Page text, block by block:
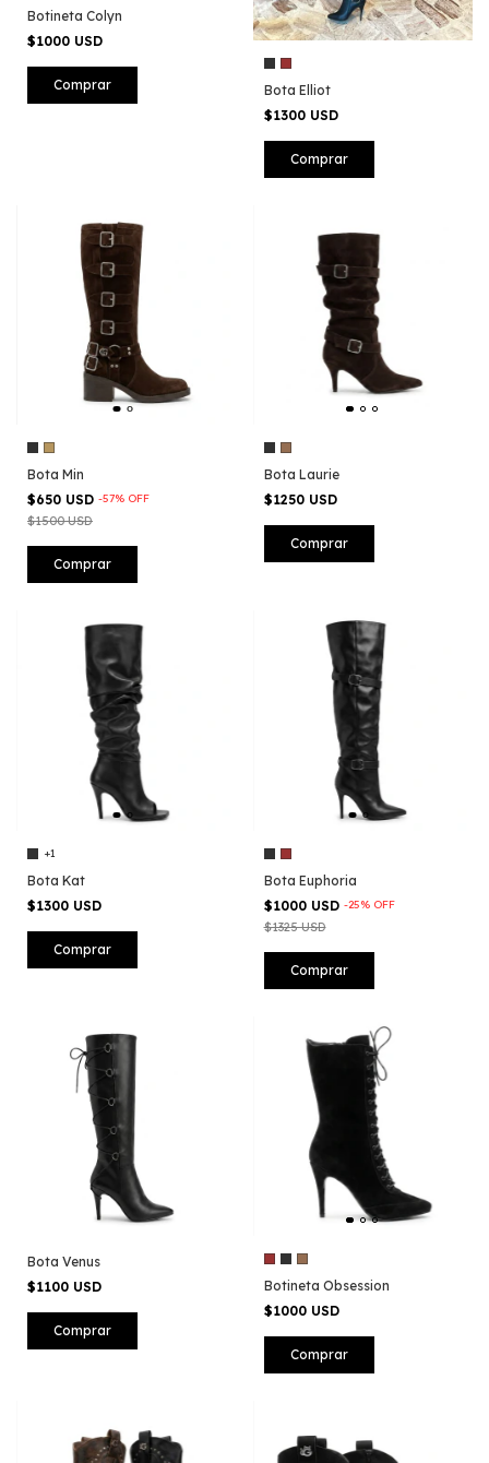
Botineta Colyn
$1000 USD
Comprar
Bota Elliot
$1300 USD
Comprar
Bota Min
$650 USD -57% OFF
$1500 USD
Comprar
Bota Laurie
$1250 USD
Comprar
+1
Bota Kat
$1300 USD
Comprar
Bota Euphoria
$1000 USD -25% OFF
$1325 USD
Comprar
Bota Venus
$1100 USD
Comprar
Botineta Obsession
$1000 USD
Comprar